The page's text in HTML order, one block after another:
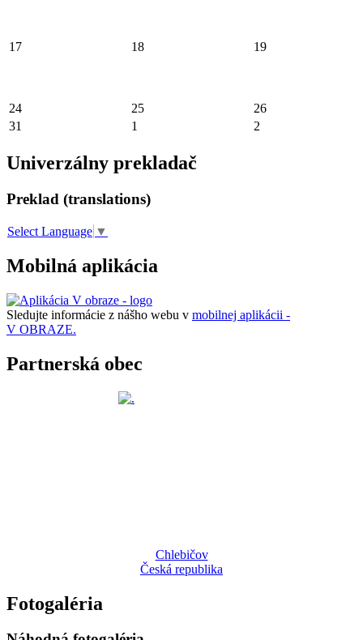
17 18 19
24 25
26
31
1 2
Univerzálny prekladač
Preklad (translations)
Select Language ▼
Mobilná aplikácia
Sledujte informácie z nášho webu v mobilnej aplikácii -
V OBRAZE.
Partnerská obec
Chlebičov
Česká republika
Fotogaléria